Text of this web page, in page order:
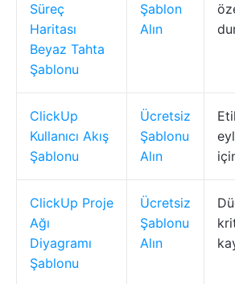
Süreç
Haritası
Beyaz Tahta
Şablonu
Şablon
Alın
ClickUp
Kullanıcı Akış
Şablonu
Ücretsiz
Şablonu
Alın
ClickUp Proje
Ağı
Diyagramı
Şablonu
Ücretsiz
Şablonu
Alın